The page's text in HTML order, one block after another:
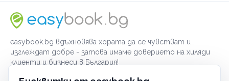
easybook.bg вдъхновява хората да се чувстват и
изглеждат добре - затова имаме доверието на хиляди
клиенти и бизнеси в България!